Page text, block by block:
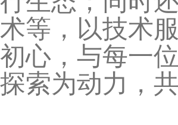
等，以技术
心，与每一
索为动力，